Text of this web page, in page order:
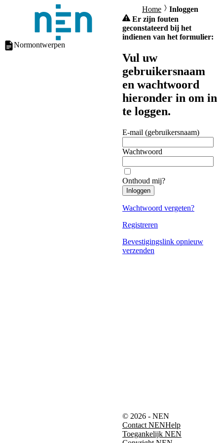
Normontwerpen
Home
Inloggen
Er zijn fouten
geconstateerd bij het
indienen van het formulier:
Vul uw
gebruikersnaam
en wachtwoord
hieronder in om in
te loggen.
E-mail (gebruikersnaam)
Wachtwoord
Onthoud mij?
Inloggen
Wachtwoord vergeten?
Registreren
Bevestigingslink opnieuw
verzenden
© 2026 - NEN
Contact NENHelp
Toegankelijk NEN